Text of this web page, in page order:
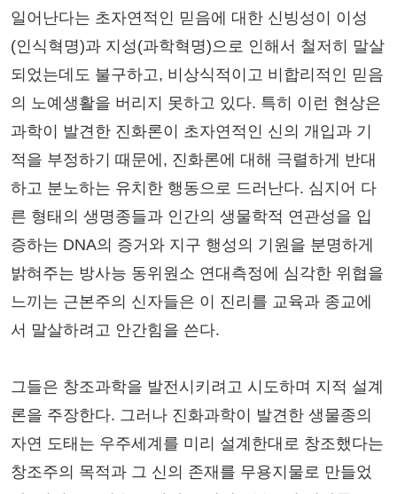
일어난다는 초자연적인 믿음에 대한 신빙성이 이성
(인식혁명)과 지성(과학혁명)으로 인해서 철저히 말살
되었는데도 불구하고, 비상식적이고 비합리적인 믿음
의 노예생활을 버리지 못하고 있다. 특히 이런 현상은
과학이 발견한 진화론이 초자연적인 신의 개입과 기
적을 부정하기 때문에, 진화론에 대해 극렬하게 반대
하고 분노하는 유치한 행동으로 드러난다. 심지어 다
른 형태의 생명종들과 인간의 생물학적 연관성을 입
증하는 DNA의 증거와 지구 행성의 기원을 분명하게
밝혀주는 방사능 동위원소 연대측정에 심각한 위협을
느끼는 근본주의 신자들은 이 진리를 교육과 종교에
서 말살하려고 안간힘을 쓴다.
그들은 창조과학을 발전시키려고 시도하며 지적 설계
론을 주장한다. 그러나 진화과학이 발견한 생물종의
자연 도태는 우주세계를 미리 설계한대로 창조했다는
창조주의 목적과 그 신의 존재를 무용지물로 만들었